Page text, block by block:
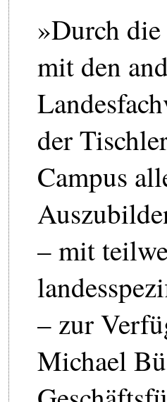
»Durch
mit den
der
Campus
– mit
– zur
Michael